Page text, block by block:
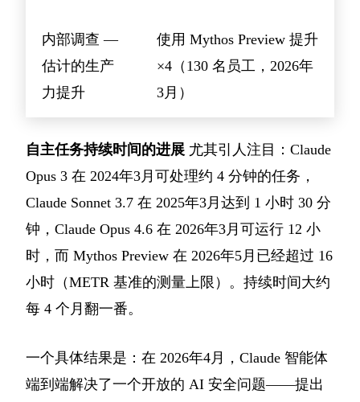
内部调查 —
估计的生产
力提升
使用 Mythos Preview 提升
×4（130 名员工，2026年
3月）
自主任务持续时间的进展 尤其引人注目：Claude
Opus 3 在 2024年3月可处理约 4 分钟的任务，
Claude Sonnet 3.7 在 2025年3月达到 1 小时 30 分
钟，Claude Opus 4.6 在 2026年3月可运行 12 小
时，而 Mythos Preview 在 2026年5月已经超过 16
小时（METR 基准的测量上限）。持续时间大约
每 4 个月翻一番。
一个具体结果是：在 2026年4月，Claude 智能体
端到端解决了一个开放的 AI 安全问题——提出